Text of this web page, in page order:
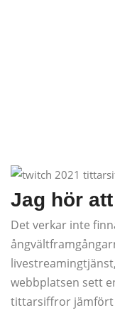
Jag hör
Det verkar inte
webbplatsen sett
tittarsiffror jämfört